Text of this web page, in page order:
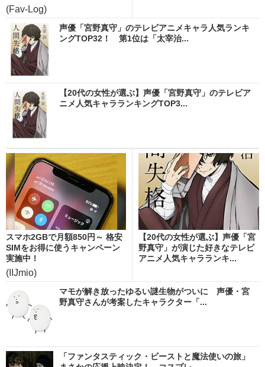
(Fav-Log)
声優「宮野真守」のテレビアニメキャラ人気ランキ
ングTOP32！ 第1位は「太宰治...
【20代の女性が選ぶ】声優「宮野真守」のテレビア
ニメ人気キャラランキングTOP3...
スマホ2GBで月額850円～ 格安
SIMをお得に使うキャンペーン
実施中！
(IIJmio)
【20代の女性が選ぶ】声優「宮
野真守」が演じた好きなテレビ
アニメ人気キャラランキ...
マモが解き放ったゆるい謎生物がついに 声優・宮
野真守さんが考案したキャラクター「...
「ファンタスティック・ビーストと魔法使いの旅」